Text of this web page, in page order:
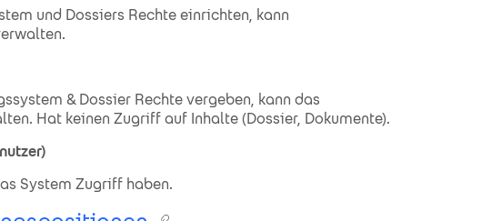
und Dossiers Rechte einrichten, kann
& Dossier Rechte vergeben, kann das
Hat keinen Zugriff auf Inhalte (Dossier, Dokumente).
System Zugriff haben.